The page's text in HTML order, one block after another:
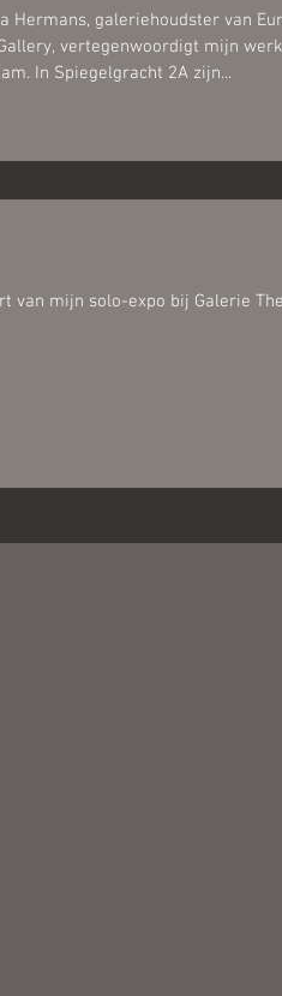
Hermans, galeriehoudster van
vertegenwoordigt mijn
In Spiegelgracht 2A zijn...
mijn solo-expo bij Galerie